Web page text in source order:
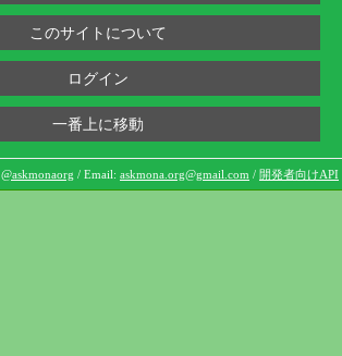
このサイトについて
ログイン
一番上に移動
@askmonaorg / Email: askmona.org@gmail.com / 開発者向けAPI